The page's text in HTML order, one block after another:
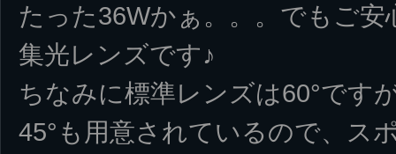
たった36Wかぁ。。。でもご
集光レンズです♪
ちなみに標準レンズは60°です
45°も用意されているので、ス